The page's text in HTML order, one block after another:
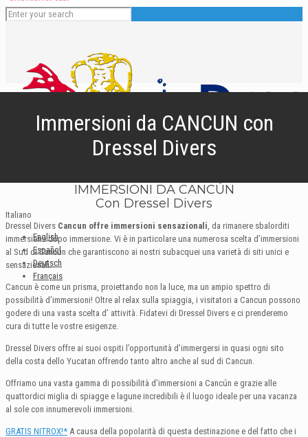
Italiano
English
Español
Deutsch
Français
Immersioni da CANCUN con
Dressel Divers
IMMERSIONI DA CANCÚN
Con Dressel Divers
Dressel Divers Cancun offre immersioni sensazionali , da rimanere sbalorditi
immersione dopo immersione. Vi è in particolare una numerosa scelta d’immersioni
al Sud di Cancún che garantiscono ai nostri subacquei una varietà di siti unici e
sensazionali.
Cancun è come un prisma, proiettando non la luce, ma un ampio spettro di
possibilità d’immersioni! Oltre al relax sulla spiaggia, i visitatori a Cancun possono
godere di una vasta scelta d’ attività. Fidatevi di Dressel Divers e ci prenderemo
cura di tutte le vostre esigenze.
Dressel Divers offre ai suoi ospiti l’opportunità d’immergersi in quasi ogni sito
della costa dello Yucatan offrendo tanto altro anche al sud di Cancun.
Offriamo una vasta gamma di possibilità d’immersioni a Cancún e grazie alle
quattordici miglia di spiagge e lagune incredibili è il luogo ideale per una vacanza
al sole con innumerevoli immersioni.
GRATIS NITROX!* A causa della popolarità di questa destinazione e del fatto che i